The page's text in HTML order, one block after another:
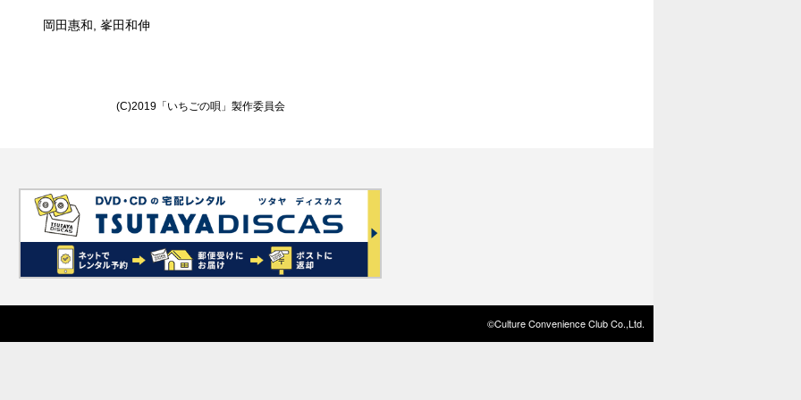
岡田惠和, 峯田和伸
(C)2019「いちごの唄」製作委員会
©Culture Convenience Club Co.,Ltd.